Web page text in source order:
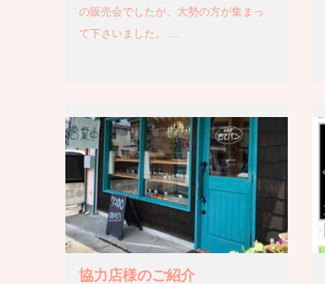
の販売会でしたが、大勢の方が集まっ
て下さいました。 …
協力店様のご紹介